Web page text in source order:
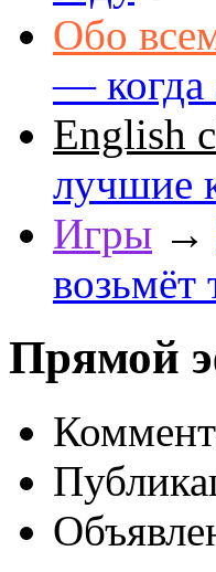
Обо
— когда
English
лучшие
Игры →
возьмёт
Прямой